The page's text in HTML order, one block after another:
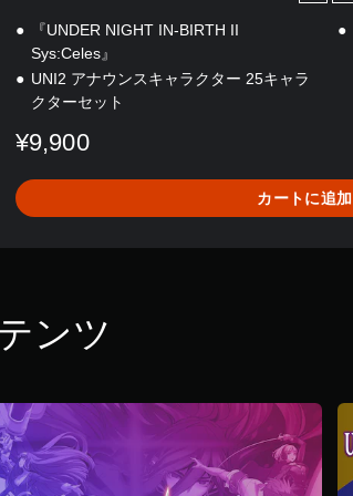
『UNDER NIGHT IN-BIRTH II
Sys:Celes』
UNI2 アナウンスキャラクター 25キャラ
クターセット
¥9,900
カートに追加
ンツ